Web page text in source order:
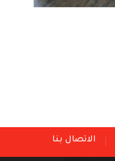
الاتصال بنا